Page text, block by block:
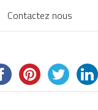
Contactez nous